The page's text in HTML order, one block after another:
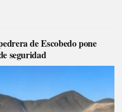
de Escobedo pone
seguridad